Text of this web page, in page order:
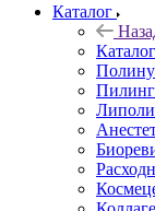
Каталог
Каталог